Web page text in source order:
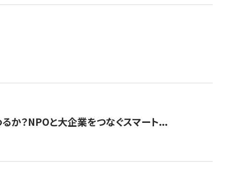
？NPOと大企業をつなぐスマート...